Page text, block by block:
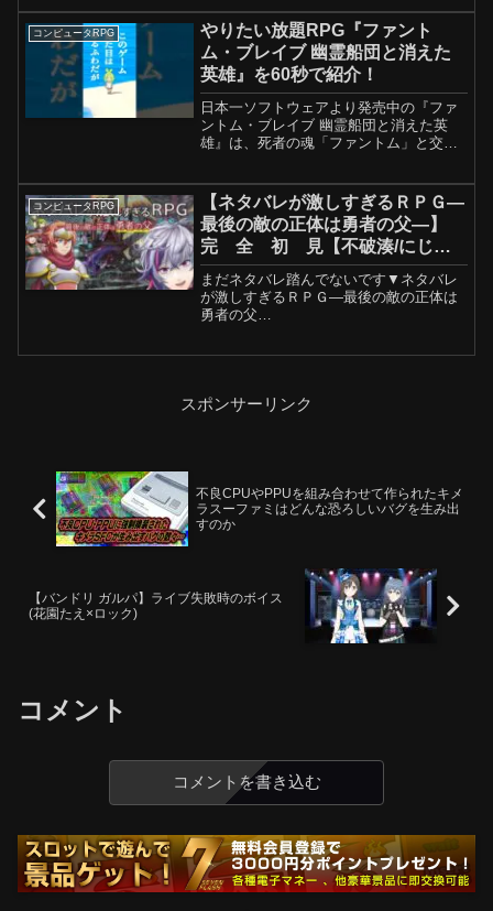
の秘宝に関する考察動画などもUPしてお
りますので、ポケ...
コンピュータRPG
やりたい放題RPG『ファント
ム・ブレイブ 幽霊船団と消えた
英雄』を60秒で紹介！
日本一ソフトウェアより発売中の『ファ
ントム・ブレイブ 幽霊船団と消えた英
雄』は、死者の魂「ファントム」と交流
を自由に移動したりオブジェクトやアイ
テムに仲間の魂を憑依さ...
コンピュータRPG
【ネタバレが激しすぎるＲＰＧ―
最後の敵の正体は勇者の父―】
完 全 初 見【不破湊/にじさ
んじ】
まだネタバレ踏んでないです▼ネタバレ
が激しすぎるＲＰＧ―最後の敵の正体は
勇者の父
スポンサーリンク
不良CPUやPPUを組み合わせて作られたキメ
ラスーファミはどんな恐ろしいバグを生み出
すのか
【バンドリ ガルパ】ライブ失敗時のボイス
(花園たえ×ロック)
コメント
コメントを書き込む